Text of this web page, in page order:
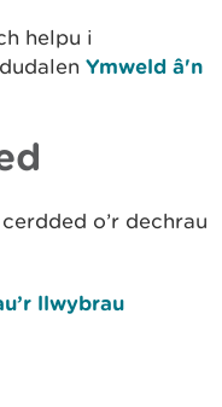
helpu i
Ymweld â'n
o’r dechrau
llwybrau